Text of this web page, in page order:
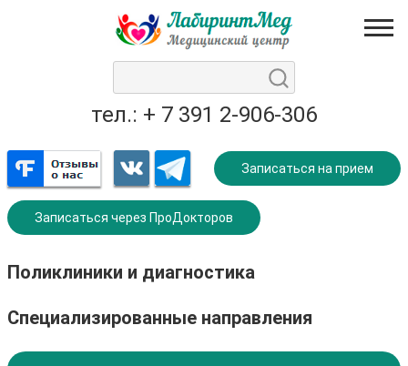
тел.: + 7 391 2-906-306
Записаться на прием
Записаться через ПроДокторов
Поликлиники и диагностика
Специализированные направления